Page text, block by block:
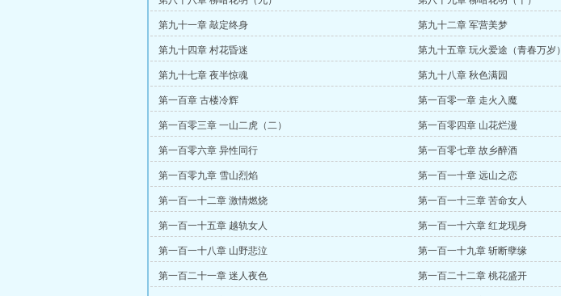
第九十一章 敲定终身 第九十二章 军营美梦
第九十四章 村花昏迷 第九十五章 玩火爱途（青春万岁）
第九十七章 夜半惊魂 第九十八章 秋色满园
第一百章 古楼冷辉 第一百零一章 走火入魔
第一百零三章 一山二虎（二） 第一百零四章 山花烂漫
第一百零六章 异性同行 第一百零七章 故乡醉酒
第一百零九章 雪山烈焰 第一百一十章 远山之恋
第一百一十二章 激情燃烧 第一百一十三章 苦命女人
第一百一十五章 越轨女人 第一百一十六章 红龙现身
第一百一十八章 山野悲泣 第一百一十九章 斩断孽缘
第一百二十一章 迷人夜色 第一百二十二章 桃花盛开